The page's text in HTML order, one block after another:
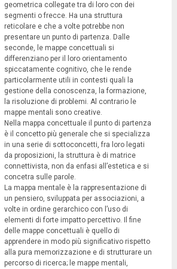
geometrica collegate tra di loro con dei
segmenti o frecce. Ha una struttura
reticolare e che a volte potrebbe non
presentare un punto di partenza. Dalle
seconde, le mappe concettuali si
differenziano per il loro orientamento
spiccatamente cognitivo, che le rende
particolarmente utili in contesti quali la
gestione della conoscenza, la formazione,
la risoluzione di problemi. Al contrario le
mappe mentali sono creative.
Nella mappa concettuale il punto di partenza
è il concetto più generale che si specializza
in una serie di sottoconcetti, fra loro legati
da proposizioni, la struttura è di matrice
connettivista, non da enfasi all’estetica e si
concetra sulle parole.
La mappa mentale è la rappresentazione di
un pensiero, sviluppata per associazioni, a
volte in ordine gerarchico con l’uso di
elementi di forte impatto percettivo. Il fine
delle mappe concettuali è quello di
apprendere in modo più significativo rispetto
alla pura memorizzazione e di strutturare un
percorso di ricerca; le mappe mentali,